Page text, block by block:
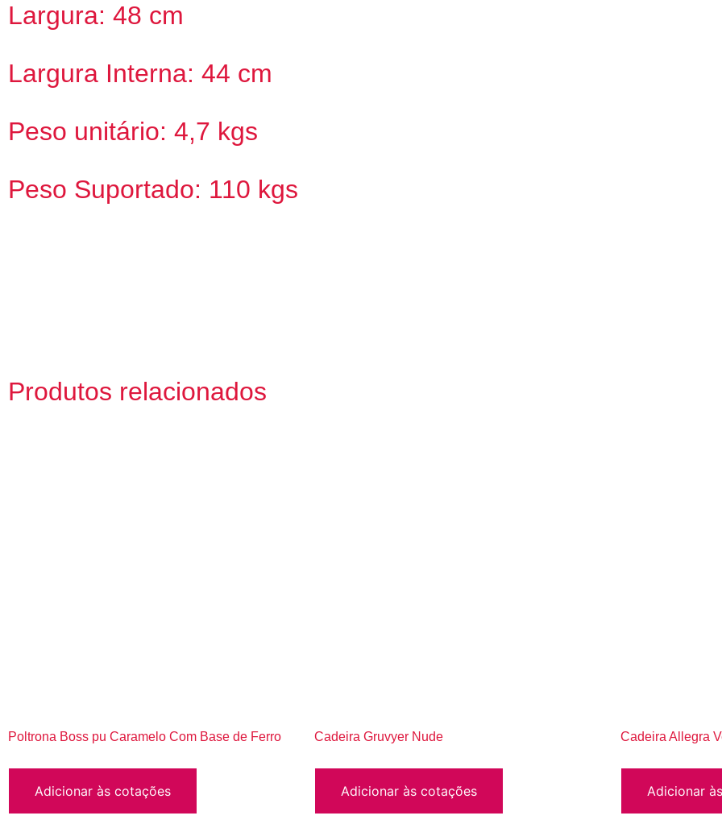
Largura: 48 cm
Largura Interna: 44 cm
Peso unitário: 4,7 kgs
Peso Suportado: 110 kgs
Produtos relacionados
Poltrona Boss pu Caramelo Com Base de Ferro
Adicionar às cotações
Cadeira Gruvyer Nude
Adicionar às cotações
Cadeira Allegra
Adicionar